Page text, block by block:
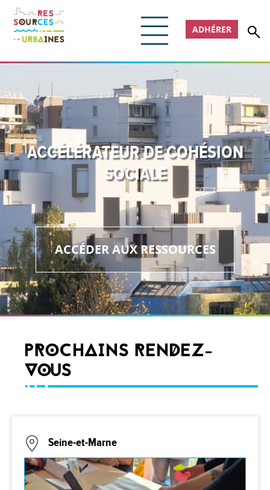
ADHÉRER
ACCÉLÉRATEUR DE COHÉSION
SOCIALE
ACCÉDER AUX RESSOURCES
PROCHAINS RENDEZ-
VOUS
Seine-et-Marne